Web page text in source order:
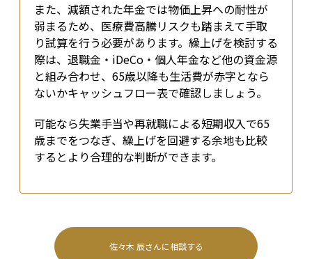
また、減額された年金では物価上昇への耐性が
弱まるため、医療費高騰リスクも踏まえて手取
り試算を行う必要があります。繰上げを検討する
際は、退職金・iDeCo・個人年金など他の資金源
と組み合わせ、65歳以降も生活費が赤字となら
ないかキャッシュフロー表で確認しましょう。
可能なら失業手当や再就職による短期収入で65
歳までをつなぎ、繰上げを回避する余地も比較
するとより合理的な判断ができます。
佐々木 辰さんに相談する